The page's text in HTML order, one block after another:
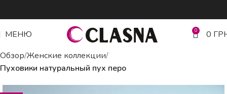
МЕНЮ 0 0
Обзор Женские коллекции
Пуховики натуральный пух перо